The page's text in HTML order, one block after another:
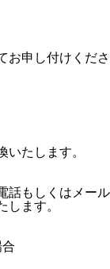
お申し付けくださ
いたします。
話もしくはメール
します。